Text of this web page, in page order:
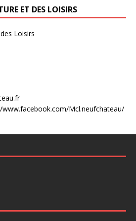
ET DES LOISIRS
Loisirs
www.facebook.com/Mcl.neufchateau/